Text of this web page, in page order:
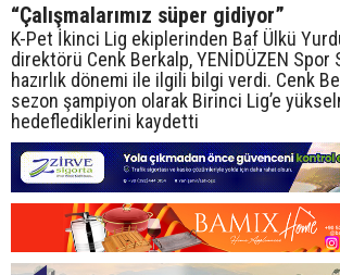
“Çalışmalarımız süper gidiyor”
K-Pet İkinci Lig ekiplerinden Baf Ülkü
direktörü Cenk Berkalp, YENİDÜZEN Spor
hazırlık dönemi ile ilgili bilgi verdi. Cenk
sezon şampiyon olarak Birinci Lig’e
hedeflediklerini kaydetti